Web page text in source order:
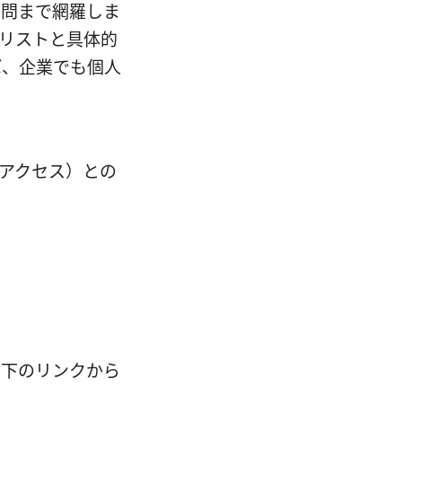
まで網羅しま
ストと具体的
企業でも個人
クセス）との
のリンクから